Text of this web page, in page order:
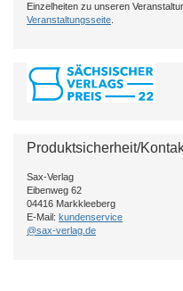
Einzelheiten zu unseren
Veranstaltungsseite
Produktsicherheit/
Sax-Verlag
Eibenweg 62
04416 Markkleeberg
E-Mail: kundenservice
@sax-verlag.de